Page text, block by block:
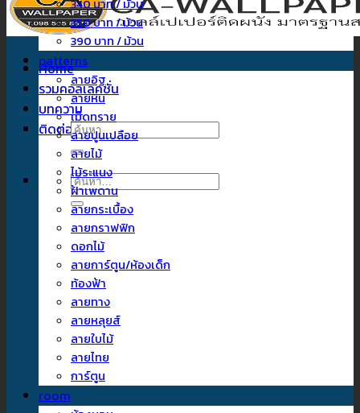
Home
รวมคอลเลคชั่น
บทความ
ติดต่อเรา
ค้นหา:
ค้นหา:
340 บาท / ม้วน
350 บาท / ม้วน
390 บาท / ม้วน
patterns
ลายอิฐ
ลายหิน
เม็ดทราย
ลายปูนเปลือย
ลายไม้
ไม้ระแนง
ฝ้าเพดาน
ลายกระเบื้อง
ลายกราฟฟิก
ดอกไม้
ลายการ์ตูน/ห้องเด็ก
ท้องฟ้า
ลายทาง
ลายหลุยส์
ลายใบไม้
ลายไทย
การ์ตูน
room